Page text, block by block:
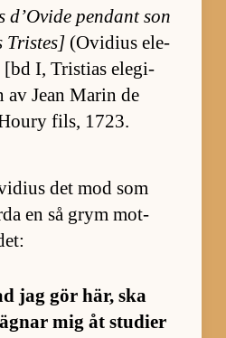
d’O­vide pen­dant son
Tris­tes] (O­vi­dius ele­
[bd I, Tristias ele­gi­
Jean Ma­rin de
fils, 1723.
det mod som
en så grym mot­
jag gör här, ska
mig åt stu­dier